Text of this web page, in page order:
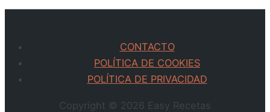
CONTACTO
POLÍTICA DE COOKIES
POLÍTICA DE PRIVACIDAD
Copyright © 2026 Easy Recetas